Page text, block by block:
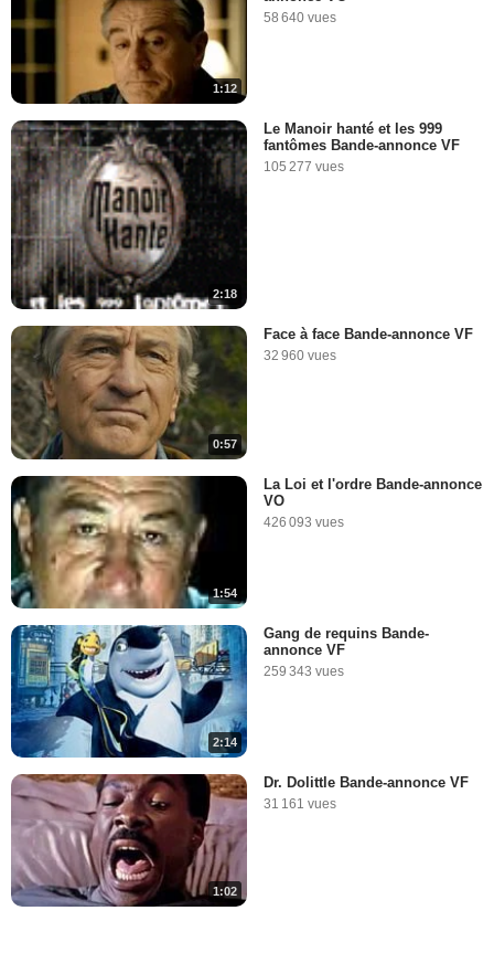
1:12
58 640 vues
2:18
Le Manoir hanté et les 999
fantômes Bande-annonce VF
105 277 vues
0:57
Face à face Bande-annonce VF
32 960 vues
1:54
La Loi et l'ordre Bande-annonce
VO
426 093 vues
2:14
Gang de requins Bande-
annonce VF
259 343 vues
1:02
Dr. Dolittle Bande-annonce VF
31 161 vues